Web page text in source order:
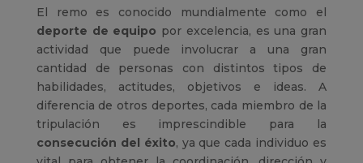
El remo es conocido mundialmente como el
deporte de equipo por excelencia, es una gran
actividad que puede involucrar a una gran
cantidad de personas con distintos tipos de
habilidades, actitudes, objetivos e ideas. A
diferencia de otros deportes, cada miembro de la
tripulación es imprescindible para la
consecución del éxito, ya que cada individuo es